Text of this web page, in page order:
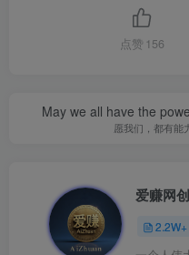
点赞 156
May we all have the
愿我们，都有能
爱赚网创
2.2W+